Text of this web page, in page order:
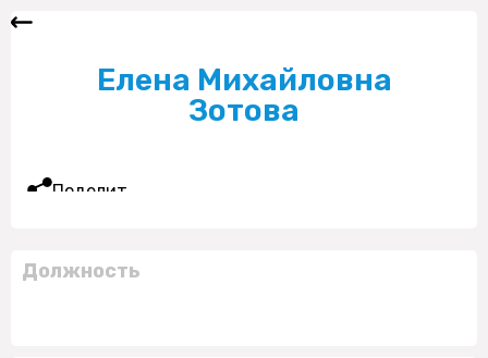
Елена Михайловна
Зотова
Поделиться
Должность